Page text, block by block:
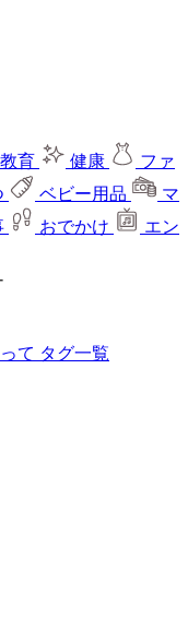
教育 健康
ファ
ベビー用品
マ
おでかけ
エン
て タグ一覧